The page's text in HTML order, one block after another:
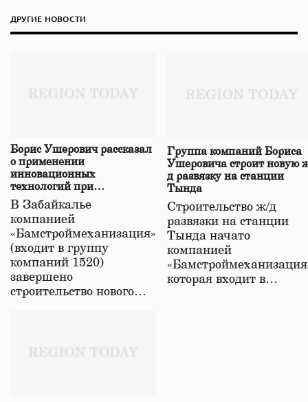
ДРУГИЕ НОВОСТИ
Борис Ушерович рассказал
о применении
инновационных
технологий при
строительстве нового моста
в Забайкалье
В Забайкалье
компанией
«Бамстроймеханизация»
(входит в группу
компаний 1520)
завершено
строительство нового…
Группа компаний Бориса
Ушеровича строит новую
д развязку на станции
Тында
Строительство ж/д
развязки на станции
Тында начато
компанией
которая входит в…